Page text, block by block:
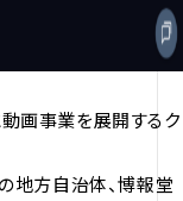
画事業を展開するク
地方自治体、博報堂